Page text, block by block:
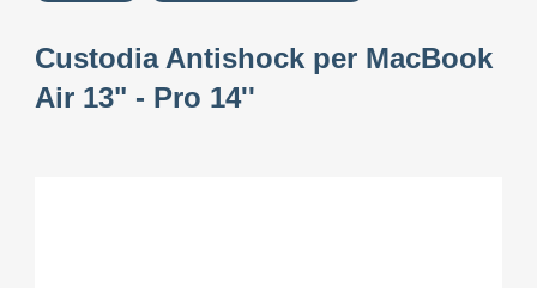
Custodia Antishock per MacBook
Air 13" - Pro 14''